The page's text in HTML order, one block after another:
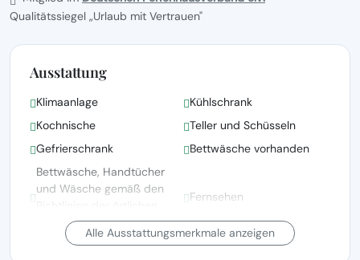
Qualitätssiegel „Urlaub mit Vertrauen"
Ausstattung
Klimaanlage
Kühlschrank
Kochnische
Teller und Schüsseln
Gefrierschrank
Bettwäsche vorhanden
Bettwäsche, Handtücher
und Wäsche gemäß den
Behörden gewaschen
Fernsehen
Terrasse
Alle Ausstattungsmerkmale anzeigen